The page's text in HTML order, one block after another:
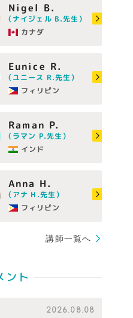
Nigel B.
（ナイジェル B.先生）
カナダ
Eunice R.
（ユニース R.先生）
フィリピン
Raman P.
（ラマン P.先生）
インド
Anna H.
（アナ H.先生）
フィリピン
講師一覧へ
ント
2026.08.08